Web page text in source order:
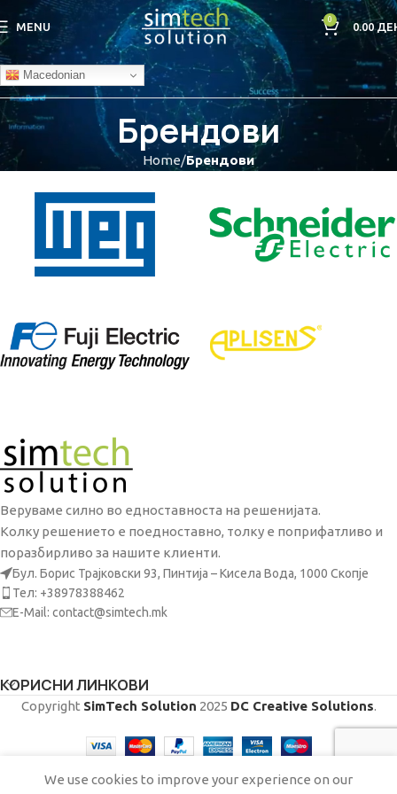
MENU
0
0.00
Macedonian
Брендови
Home Брендови
Веруваме силно во едноставноста на решенијата.
Колку решението е поедноставно, толку е поприфатливо и
поразбирливо за нашите клиенти.
Бул. Борис Трајковски 93, Пинтија – Кисела Вода, 1000 Скопје
Тел: +38978388462
E-Mail: contact@simtech.mk
КОРИСНИ ЛИНКОВИ
Copyright SimTech Solution 2025 DC Creative Solutions.
We use cookies to improve your experience on our